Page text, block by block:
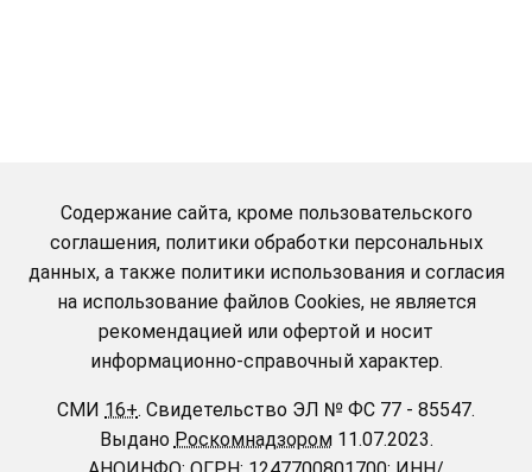
Содержание сайта, кроме пользовательского
соглашения, политики обработки персональных
данных, а также политики использования и согласия
на использование файлов Cookies, не является
рекомендацией или офертой и носит
информационно-справочный характер.
СМИ 16+. Свидетельство ЭЛ № ФС 77 - 85547.
Выдано Роскомнадзором11.07.2023.